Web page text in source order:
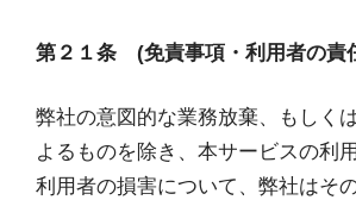
第２１条 (免責事項・利用者の責
弊社の意図的な業務放棄、もしく
よるものを除き、本サービスの利
利用者の損害について、弊社はそ